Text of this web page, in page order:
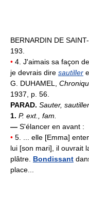
BERNARDIN DE
193.
• 4. J'aimais sa façon de
je devrais dire sautiller
G. DUHAMEL,
1937, p. 56.
PARAD. Sauter,
1. P. ext., fam.
— S'élancer en avant :
• 5. ... elle [Emma]
lui [son mari], il ouvrait
plâtre. Bondissant
place...